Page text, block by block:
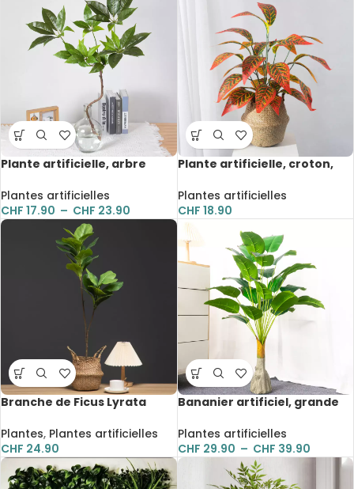
Plante artificielle, arbre
taille, de 86 à 110 cm
Plantes artificielles
CHF 17.90 – CHF 23.90
Plante artificielle, croton,
Plantes artificielles
CHF 18.90
Branche de Ficus Lyrata
103 cm
Plantes, Plantes artificielles
CHF 24.90
Bananier artificiel, grande
feuilles, 90 à 100 cm
Plantes artificielles
CHF 29.90 – CHF 39.90